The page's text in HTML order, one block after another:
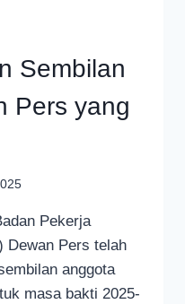
Sembilan
Pers yang
Pekerja
Dewan Pers telah
anggota
masa bakti 2025-